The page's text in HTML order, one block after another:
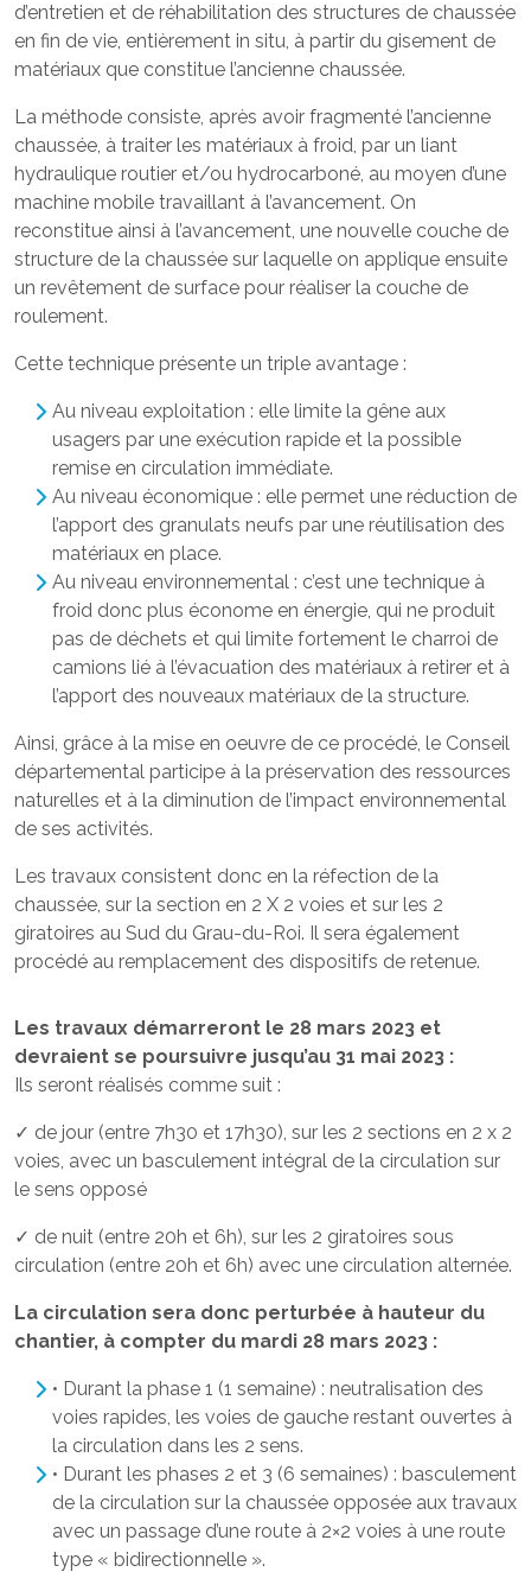
d’entretien et de réhabilitation des structures de chaussée
en fin de vie, entièrement in situ, à partir du gisement de
matériaux que constitue l’ancienne chaussée.
La méthode consiste, après avoir fragmenté l’ancienne
chaussée, à traiter les matériaux à froid, par un liant
hydraulique routier et/ou hydrocarboné, au moyen d’une
machine mobile travaillant à l’avancement. On
reconstitue ainsi à l’avancement, une nouvelle couche de
structure de la chaussée sur laquelle on applique ensuite
un revêtement de surface pour réaliser la couche de
roulement.
Cette technique présente un triple avantage :
Au niveau exploitation : elle limite la gêne aux
usagers par une exécution rapide et la possible
remise en circulation immédiate.
Au niveau économique : elle permet une réduction de
l’apport des granulats neufs par une réutilisation des
matériaux en place.
Au niveau environnemental : c’est une technique à
froid donc plus économe en énergie, qui ne produit
pas de déchets et qui limite fortement le charroi de
camions lié à l’évacuation des matériaux à retirer et à
l’apport des nouveaux matériaux de la structure.
Ainsi, grâce à la mise en oeuvre de ce procédé, le Conseil
départemental participe à la préservation des ressources
naturelles et à la diminution de l’impact environnemental
de ses activités.
Les travaux consistent donc en la réfection de la
chaussée, sur la section en 2 X 2 voies et sur les 2
giratoires au Sud du Grau-du-Roi. Il sera également
procédé au remplacement des dispositifs de retenue.
Les travaux démarreront le 28 mars 2023 et
devraient se poursuivre jusqu’au 31 mai 2023 :
Ils seront réalisés comme suit :
✓ de jour (entre 7h30 et 17h30), sur les 2 sections en 2 x 2
voies, avec un basculement intégral de la circulation sur
le sens opposé
✓ de nuit (entre 20h et 6h), sur les 2 giratoires sous
circulation (entre 20h et 6h) avec une circulation alternée.
La circulation sera donc perturbée à hauteur du
chantier, à compter du mardi 28 mars 2023 :
• Durant la phase 1 (1 semaine) : neutralisation des
voies rapides, les voies de gauche restant ouvertes à
la circulation dans les 2 sens.
• Durant les phases 2 et 3 (6 semaines) : basculement
de la circulation sur la chaussée opposée aux travaux
avec un passage d’une route à 2×2 voies à une route
type « bidirectionnelle ».